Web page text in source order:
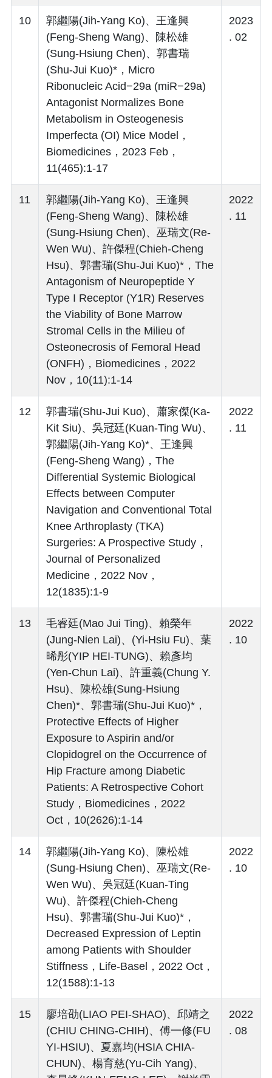
10
郭繼陽(Jih-Yang Ko)、王逢興
(Feng-Sheng Wang)、陳松雄
(Sung-Hsiung Chen)、郭書瑞
(Shu-Jui Kuo)*，Micro
Ribonucleic Acid−29a (miR−29a)
Antagonist Normalizes Bone
Metabolism in Osteogenesis
Imperfecta (OI) Mice Model，
Biomedicines，2023 Feb，
11(465):1-17
2023
. 02
11
郭繼陽(Jih-Yang Ko)、王逢興
(Feng-Sheng Wang)、陳松雄
(Sung-Hsiung Chen)、巫瑞文(Re-
Wen Wu)、許傑程(Chieh-Cheng
Hsu)、郭書瑞(Shu-Jui Kuo)*，The
Antagonism of Neuropeptide Y
Type I Receptor (Y1R) Reserves
the Viability of Bone Marrow
Stromal Cells in the Milieu of
Osteonecrosis of Femoral Head
(ONFH)，Biomedicines，2022
Nov，10(11):1-14
2022
. 11
12
郭書瑞(Shu-Jui Kuo)、蕭家傑(Ka-
Kit Siu)、吳冠廷(Kuan-Ting Wu)、
郭繼陽(Jih-Yang Ko)*、王逢興
(Feng-Sheng Wang)，The
Differential Systemic Biological
Effects between Computer
Navigation and Conventional Total
Knee Arthroplasty (TKA)
Surgeries: A Prospective Study，
Journal of Personalized
Medicine，2022 Nov，
12(1835):1-9
2022
. 11
13
毛睿廷(Mao Jui Ting)、賴榮年
(Jung-Nien Lai)、(Yi-Hsiu Fu)、葉
晞彤(YIP HEI-TUNG)、賴彥均
(Yen-Chun Lai)、許重義(Chung Y.
Hsu)、陳松雄(Sung-Hsiung
Chen)*、郭書瑞(Shu-Jui Kuo)*，
Protective Effects of Higher
Exposure to Aspirin and/or
Clopidogrel on the Occurrence of
Hip Fracture among Diabetic
Patients: A Retrospective Cohort
Study，Biomedicines，2022
Oct，10(2626):1-14
2022
. 10
14
郭繼陽(Jih-Yang Ko)、陳松雄
(Sung-Hsiung Chen)、巫瑞文(Re-
Wen Wu)、吳冠廷(Kuan-Ting
Wu)、許傑程(Chieh-Cheng
Hsu)、郭書瑞(Shu-Jui Kuo)*，
Decreased Expression of Leptin
among Patients with Shoulder
Stiffness，Life-Basel，2022 Oct，
12(1588):1-13
2022
. 10
15
廖培劭(LIAO PEI-SHAO)、邱靖之
(CHIU CHING-CHIH)、傅一修(FU
YI-HSIU)、夏嘉均(HSIA CHIA-
CHUN)、楊育慈(Yu-Cih Yang)、
2022
. 08